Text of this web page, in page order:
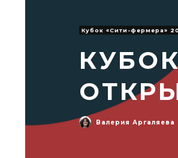
Кубок «Сити-фермера»
Валерия Аргаляева